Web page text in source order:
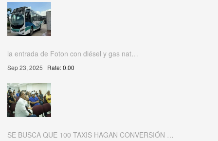
la entrada de Foton con diésel y gas nat…
Sep 23, 2025 Rate: 0.00
SE BUSCA QUE 100 TAXIS HAGAN CONVERSIÓN …